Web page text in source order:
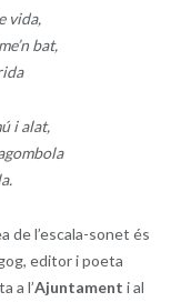
vida,
bat,
i alat,
de l’escala-sonet és
editor i poeta
a l’Ajuntament i al